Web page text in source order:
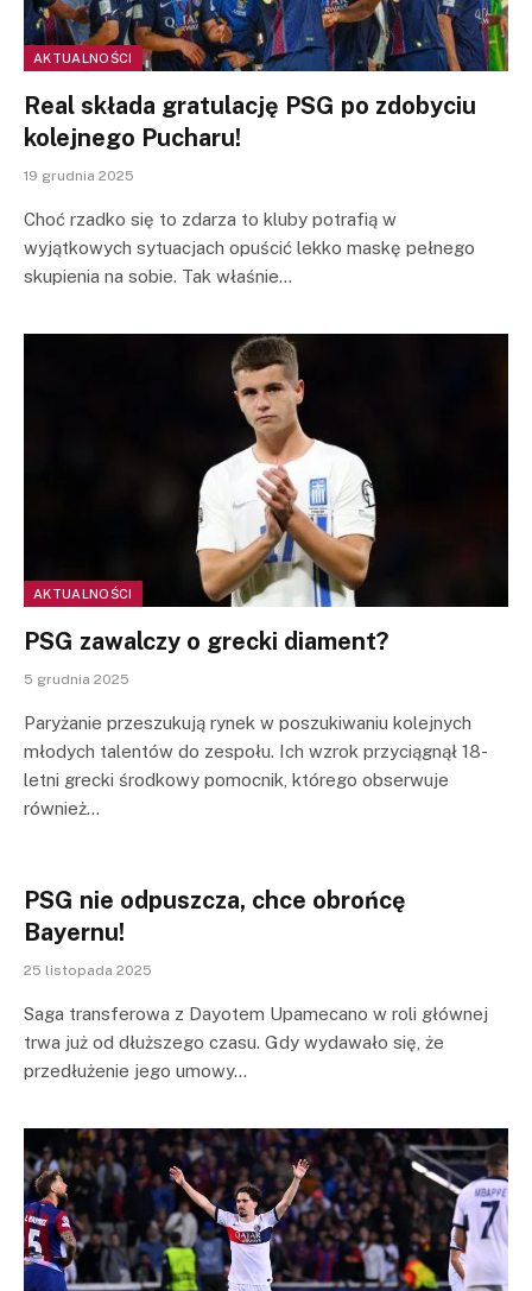
AKTUALNOŚCI
Real składa gratulację PSG po zdobyciu
kolejnego Pucharu!
19 grudnia 2025
Choć rzadko się to zdarza to kluby potrafią w
wyjątkowych sytuacjach opuścić lekko maskę pełnego
skupienia na sobie. Tak właśnie…
AKTUALNOŚCI
PSG zawalczy o grecki diament?
5 grudnia 2025
Paryżanie przeszukują rynek w poszukiwaniu kolejnych
młodych talentów do zespołu. Ich wzrok przyciągnął 18-
letni grecki środkowy pomocnik, którego obserwuje
również…
PSG nie odpuszcza, chce obrońcę
Bayernu!
25 listopada 2025
Saga transferowa z Dayotem Upamecano w roli głównej
trwa już od dłuższego czasu. Gdy wydawało się, że
przedłużenie jego umowy…